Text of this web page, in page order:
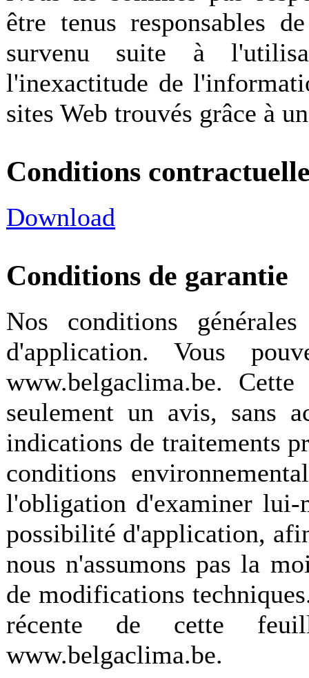
être tenus responsables
survenu suite à
l'inexactitude de
sites Web trouvés grâce à
Conditions
Download
Conditions de garantie
Nos conditions
d'application. Vous
www.belgaclima.be.
seulement un avis, sans
indications de traitements
conditions
l'obligation d'examiner lui-
possibilité d'application,
nous n'assumons pas la
de modifications
récente de cette
www.belgaclima.be.